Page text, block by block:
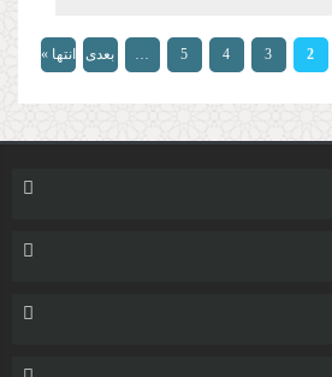
2
3
4
5
… بعدی انتها »